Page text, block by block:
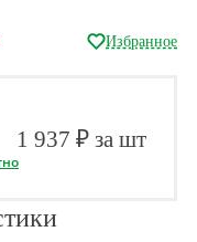
Избранное
1 937 ₽ за шт